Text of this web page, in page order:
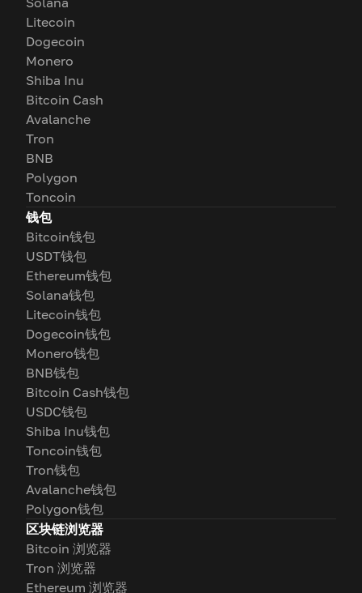
Litecoin
Dogecoin
Monero
Shiba Inu
Bitcoin Cash
Avalanche
Tron
BNB
Polygon
Toncoin
钱包
Bitcoin钱包
USDT钱包
Ethereum钱包
Solana钱包
Litecoin钱包
Dogecoin钱包
Monero钱包
BNB钱包
Bitcoin Cash钱包
USDC钱包
Shiba Inu钱包
Toncoin钱包
Tron钱包
Avalanche钱包
Polygon钱包
区块链浏览器
Bitcoin 浏览器
Tron 浏览器
Ethereum 浏览器